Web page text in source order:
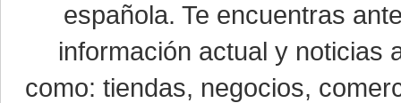
española. Te encuentras
información actual y noticias
como: tiendas, negocios,